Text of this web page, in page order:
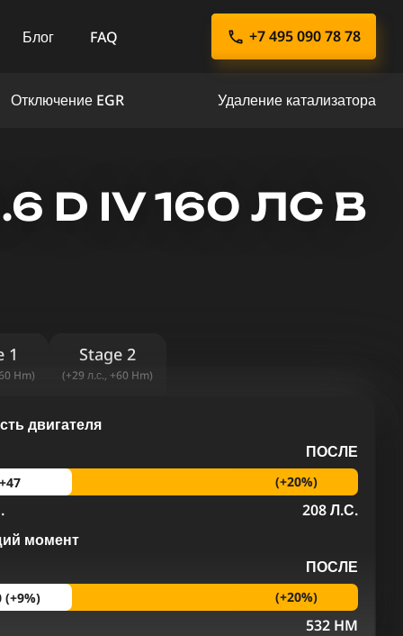
Блог FAQ +7 495 090 78 78
Отключение EGR Удаление катализатора
D IV 160 ЛС В
1
Hm)
Stage 2
(+29 л.с., +60 Hm)
двигателя
ПОСЛЕ
+47 (+20%)
208 Л.С.
момент
ПОСЛЕ
(+9%) (+20%)
532 HM